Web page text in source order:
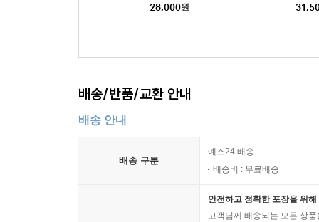
28,000원
배송/반품/교환 안내
배송 안내
배송 구분
예스24 배송
배송비 : 무료배송
안전하고 정확한 포장을 위
고객님께 배송되는 모든 상